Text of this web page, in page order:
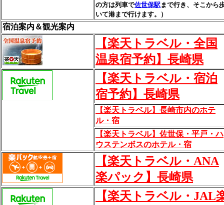
の方は列車で佐世保駅まで行き、そこから
いて港まで行けます。）
宿泊案内＆観光案内
【楽天トラベル・全国
温泉宿予約】長崎県
【楽天トラベル・宿泊
宿予約】長崎県
【楽天トラベル】長崎市内のホテ
ル・宿
【楽天トラベル】佐世保・平戸・ハ
ウステンボスのホテル・宿
【楽天トラベル・ANA
楽パック】長崎県
【楽天トラベル・JAL